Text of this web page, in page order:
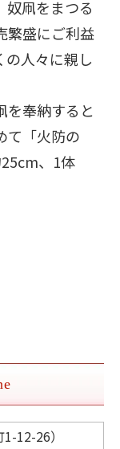
奴凧をまつる
繁盛にご利益
の人々に親し
を奉納すると
て「火防の
、1体
12-26）